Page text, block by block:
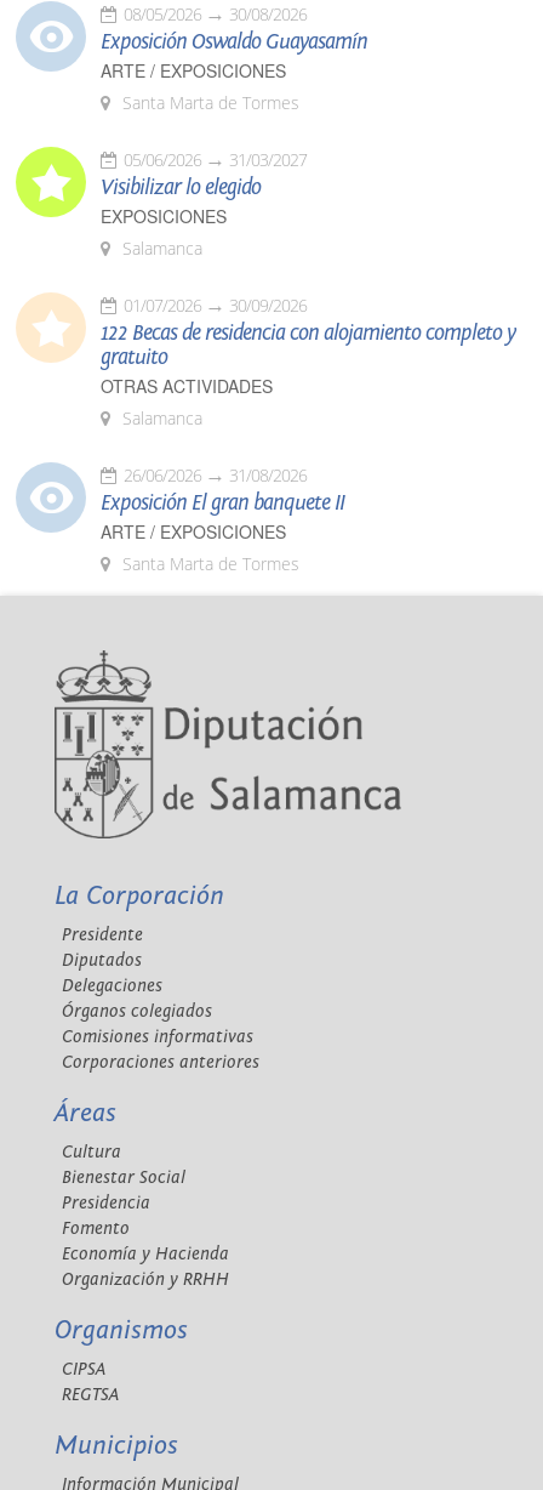
08/05/2026 30/08/2026
Exposición Oswaldo Guayasamín
ARTE / EXPOSICIONES
Santa Marta de Tormes
05/06/2026 31/03/2027
Visibilizar lo elegido
EXPOSICIONES
Salamanca
01/07/2026 30/09/2026
122 Becas de residencia con alojamiento completo y
gratuito
OTRAS ACTIVIDADES
Salamanca
26/06/2026 31/08/2026
Exposición El gran banquete II
ARTE / EXPOSICIONES
Santa Marta de Tormes
La Corporación
Presidente
Diputados
Delegaciones
Órganos colegiados
Comisiones informativas
Corporaciones anteriores
Áreas
Cultura
Bienestar Social
Presidencia
Fomento
Economía y Hacienda
Organización y RRHH
Organismos
CIPSA
REGTSA
Municipios
Información Municipal